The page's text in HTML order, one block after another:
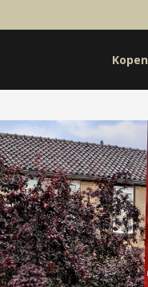
bouw
Kopen